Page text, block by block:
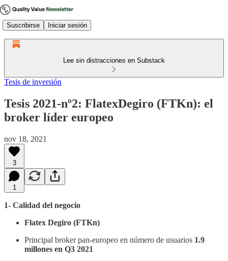
Suscribirse Iniciar sesión
Lee sin distracciones en Substack
Tesis de inversión
Tesis 2021-nº2: FlatexDegiro (FTKn): el
broker líder europeo
nov 18, 2021
3
1
1- Calidad del negocio
Flatex Degiro (FTKn)
Principal broker pan-europeo en número de usuarios 1.9
millones en Q3 2021